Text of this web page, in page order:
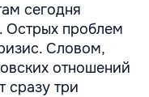
сегодня
Острых проблем
Словом,
отношений
сразу три